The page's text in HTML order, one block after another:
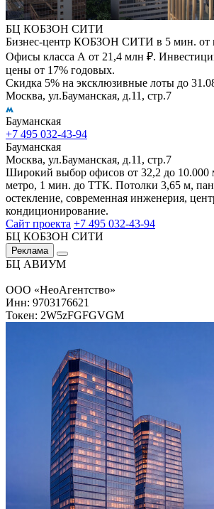
БЦ КОБЗОН СИТИ
Бизнес-центр КОБЗОН СИТИ в 5 мин. от
Офисы класса А от 21,4 млн ₽.
цены от 17% годовых.
Скидка 5% на эксклюзивные лоты до
Москва, ул.Бауманская, д.11, стр.7
Бауманская
+7 495 032-43-94
Бауманская
Москва, ул.Бауманская, д.11, стр.7
Широкий выбор офисов от 32,2 до 10.000
метро, 1 мин. до ТТК. Потолки 3,65 м,
остекление, современная инженерия,
кондиционирование.
Сайт проекта +7 495 032-43-94
БЦ КОБЗОН СИТИ
Реклама
БЦ АВИУМ
ООО «НеоАгентство»
Инн: 9703176621
Токен: 2W5zFGFGVGM